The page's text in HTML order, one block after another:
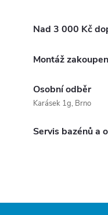
Nad 3 000 Kč
Montáž
Osobní odběr
Karásek 1g, Brno
Servis bazénů a